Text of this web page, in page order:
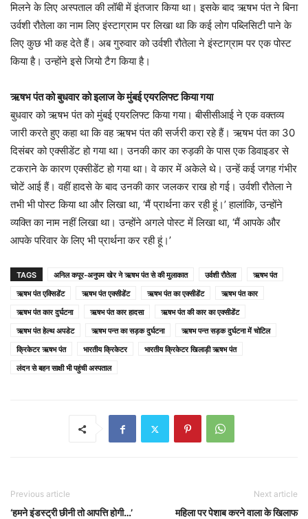
मिलने के लिए अस्पताल की लॉबी में इंतजार किया था। इसके बाद ऋषभ पंत ने बिना
उर्वशी रौतेला का नाम लिए इंस्टाग्राम पर लिखा था कि कई लोग पब्लिसिटी पाने के
लिए कुछ भी कह देते हैं। अब गुरुवार को उर्वशी रौतेला ने इंस्टाग्राम पर एक पोस्ट
किया है। उन्होंने इसे जियो टैग किया है।
ऋषभ पंत को बुधवार को इलाज के मुंबई एयरलिफ्ट किया गया
बुधवार को ऋषभ पंत को मुंबई एयरलिफ्ट किया गया। बीसीसीआई ने एक वक्तव्य
जारी करते हुए कहा था कि वह ऋषभ पंत की सर्जरी करा रहे हैं। ऋषभ पंत का 30
दिसंबर को एक्सीडेंट हो गया था। उनकी कार का रुड़की के पास एक डिवाइडर से
टकराने के कारण एक्सीडेंट हो गया था। वे कार में अकेले थे। उन्हें कई जगह गंभीर
चोटें आई हैं। वहीं हादसे के बाद उनकी कार जलकर राख हो गई। उर्वशी रौतेला ने
तभी भी पोस्ट किया था और लिखा था, ‘मैं प्रार्थना कर रही हूं।’ हालांकि, उन्होंने
व्यक्ति का नाम नहीं लिखा था। उन्होंने अगले पोस्ट में लिखा था, ‘मैं आपके और
आपके परिवार के लिए भी प्रार्थना कर रही हूं।’
TAGS अनिल कपूर-अनुपम खेर ने ऋषभ पंत से की मुलाकात उर्वशी रौतेला
ऋषभ पंत
ऋषभ पंत एक्सिडेंट
ऋषभ पंत एक्सीडेंट ऋषभ पंत का एक्सीडेंट
ऋषभ पंत कार
ऋषभ पंत कार दुर्घटना
ऋषभ पंत कार हादसा
ऋषभ पंत की कार का एक्सीडेंट
ऋषभ पंत हेल्थ अपडेट
ऋषभ पन्त का सड़क दुर्घटना
ऋषभ पन्त सड़क दुर्घटना में चोटिल
क्रिकेटर ऋषभ पंत
भारतीय क्रिकेटर
भारतीय क्रिकेटर खिलाड़ी ऋषभ पंत
लंदन से बहन साक्षी भी पहुंची अस्पताल
Previous article
‘हमने इंडस्ट्री छीनी तो आपत्ति होगी…’
Next article
महिला पर पेशाब करने वाला के खिलाफ